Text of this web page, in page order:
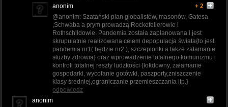
anonim
+ 2
@anonim: Szatański plan globalistów, masonów, Gatesa
,Schwaba a prym prowadzą Rockefellerowie i
Rothschildowie. Pandemia została zaplanowana i jest
skrupulatnie realizowana celem depopulacja świata{to jest
pandemia nr1( będzie nr2 ), szczepionki a także załamanie
służby zdrowia} oraz wprowadzenie totalnego komunizmu i
kontroli totalnej reszty ludzkości {lokdowny, załamanie
gospodarki, wycofanie gotówki, paszporty,zniszczenie
klasy średniej,ograniczanie przemieszczania itp.}
odpowiedz
anonim